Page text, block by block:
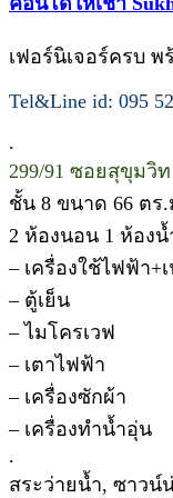
เฟอร์นิเจอร์ครบ
Tel&Line id: 095
.
299/91 ซอยสุขุมวิ
ชั้น 8 ขนาด 66 ตร.
2 ห้องนอน 1 ห้อง
– เครื่องใช้ไฟฟ้า+
– ตู้เย็น
– ไมโครเวฟ
– เตาไฟฟ้า
– เครื่องซักผ้า
– เครื่องทำน้ำอุ่น
.
สระว่ายน้ำ, ซาวน์